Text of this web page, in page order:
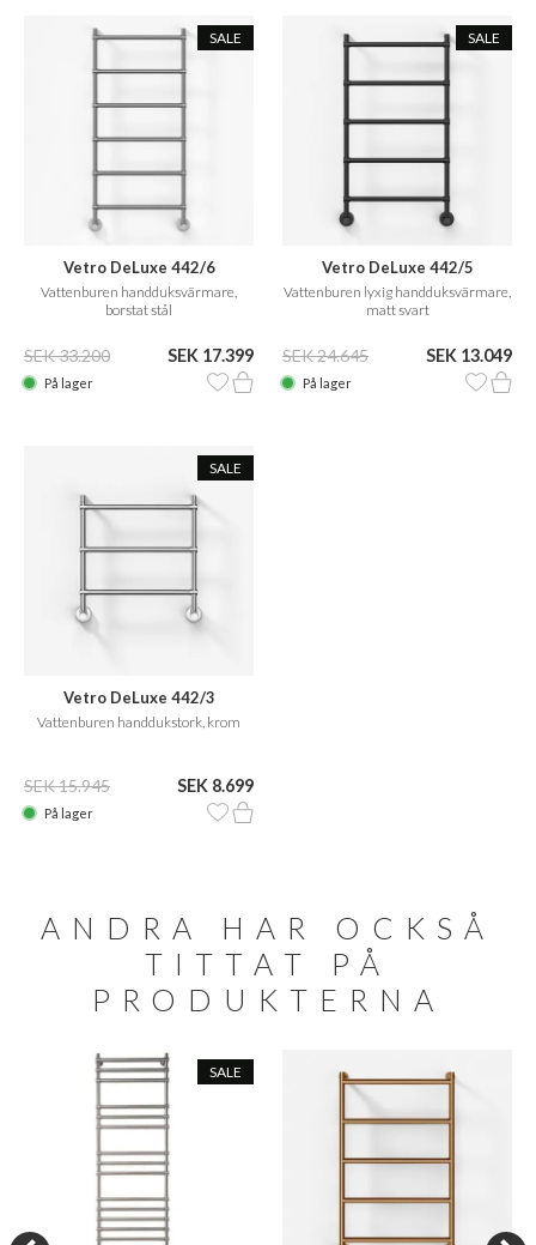
SALE
Vetro DeLuxe 442/6
Vattenburen handduksvärmare,
borstat stål
SEK 33.200 SEK 17.399
På lager
SALE
Vetro DeLuxe 442/5
Vattenburen lyxig handduksvärmare,
matt svart
SEK 24.645 SEK 13.049
På lager
SALE
Vetro DeLuxe 442/3
Vattenburen handdukstork, krom
SEK 15.945 SEK 8.699
På lager
ANDRA HAR OCKSÅ
TITTAT PÅ
PRODUKTERNA
SALE